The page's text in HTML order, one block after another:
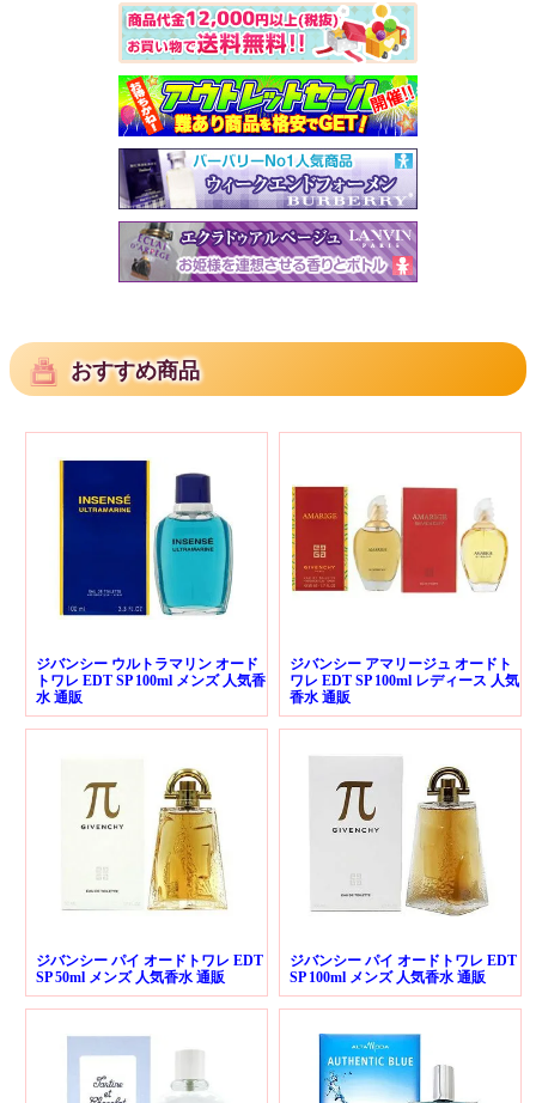
おすすめ商品
ジバンシー ウルトラマリン オード
トワレ EDT SP 100ml メンズ 人気香
水 通販
ジバンシー アマリージュ オードト
ワレ EDT SP 100ml レディース 人気
香水 通販
ジバンシー パイ オードトワレ EDT
SP 50ml メンズ 人気香水 通販
ジバンシー パイ オードトワレ EDT
SP 100ml メンズ 人気香水 通販